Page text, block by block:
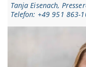
Tanja Eisenach,
Telefon: +49 951 863-